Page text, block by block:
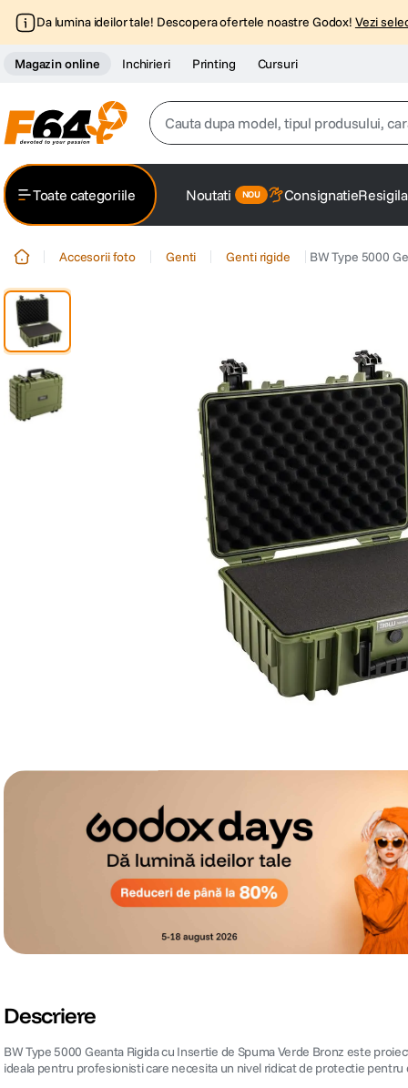
Da lumina ideilor tale! Descopera ofertele noastre Godox! Vezi
Magazin online Inchirieri Printing Cursuri
Cauta dupa model, tipul produsului,
2. trepied
canon sx740 hs
lavaliera
card memorie
dji mic mini
dji osmo
insta 360
Toate categoriile Noutati Consignatie
Accesorii foto Genti Genti rigide BW Type 5000
Descriere
BW Type 5000 Geanta Rigida cu Insertie de Spuma Verde Bronz este
ideala pentru profesionisti care necesita un nivel ridicat de protectie pentru